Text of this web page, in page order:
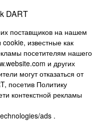
DART
поставщиков на нашем
известные как
посетителям нашего
и других
могут отказаться от
посетив Политику
контекстной рекламы
ads .